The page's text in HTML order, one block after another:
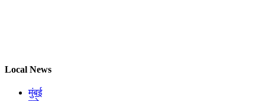
Local News
मुंबई